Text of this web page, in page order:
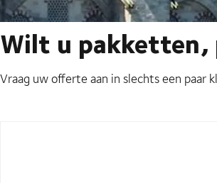
Wilt u pakketten,
Vraag uw offerte aan in slechts een paar